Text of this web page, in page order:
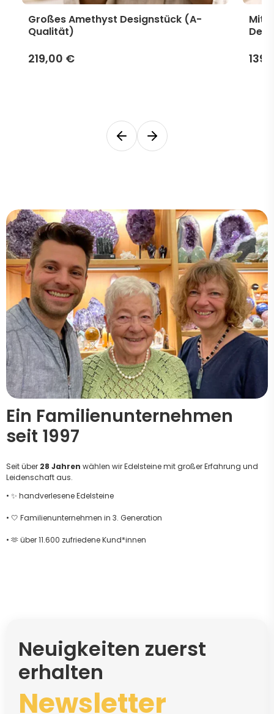
Großes Amethyst Designstück (A-
Qualität)
219,00 €
Ein Familienunternehmen
seit 1997
Seit über 28 Jahren wählen wir Edelsteine mit großer Erfahrung und
Leidenschaft aus.
• ✨ handverlesene Edelsteine
• 🤍 Familienunternehmen in 3. Generation
• 🫶 über 11.600 zufriedene Kund*innen
Neuigkeiten zuerst
erhalten
Newsletter